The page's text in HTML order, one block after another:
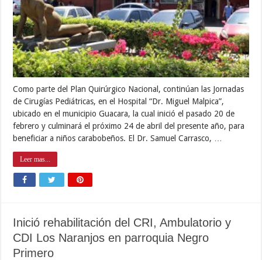
Como parte del Plan Quirúrgico Nacional, continúan las Jornadas
de Cirugías Pediátricas, en el Hospital “Dr. Miguel Malpica”,
ubicado en el municipio Guacara, la cual inició el pasado 20 de
febrero y culminará el próximo 24 de abril del presente año, para
beneficiar a niños carabobeños. El Dr. Samuel Carrasco, …
Leer mas...
Inició rehabilitación del CRI, Ambulatorio y
CDI Los Naranjos en parroquia Negro
Primero